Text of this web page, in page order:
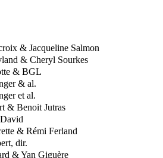
& Jacqueline Salmon
& Cheryl Sourkes
& BGL
& al.
et al.
& Benoit Jutras
& Rémi Ferland
dir.
& Yan Giguère